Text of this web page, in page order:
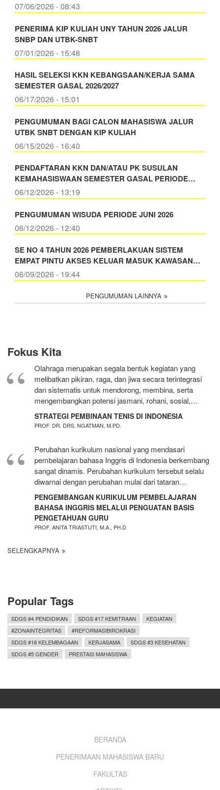
07/06/2026 - 08:43
PENERIMA KIP KULIAH UNY TAHUN 2026 JALUR
SNBP DAN UTBK-SNBT
07/01/2026 - 15:48
HASIL SELEKSI KKN KEBANGSAAN/KERJA SAMA
SEMESTER GASAL 2026/2027
06/17/2026 - 15:01
PENGUMUMAN BAGI CALON MAHASISWA JALUR
UTBK SNBT DENGAN KIP KULIAH
06/15/2026 - 16:40
PENDAFTARAN KKN DAN/ATAU PK SUSULAN
KEMAHASISWAAN SEMESTER GASAL PERIODE…
06/12/2026 - 13:19
PENGUMUMAN WISUDA PERIODE JUNI 2026
06/12/2026 - 12:40
SE NO 4 TAHUN 2026 PEMBERLAKUAN SISTEM
EMPAT PINTU AKSES KELUAR MASUK KAWASAN…
06/09/2026 - 19:44
PENGUMUMAN LAINNYA
Fokus Kita
Olahraga merupakan segala bentuk kegiatan yang
melibatkan pikiran, raga, dan jiwa secara terintegrasi
dan sistematis untuk mendorong, membina, serta
mengembangkan potensi jasmani, rohani, sosial,…
STRATEGI PEMBINAAN TENIS DI INDONESIA
PROF. DR. DRS. NGATMAN, M.PD.
Perubahan kurikulum nasional yang mendasari
pembelajaran bahasa Inggris di Indonesia berkembang
sangat dinamis. Perubahan kurikulum tersebut selalu
diwarnai dengan perubahan mulai dari tataran…
PENGEMBANGAN KURIKULUM PEMBELAJARAN
BAHASA INGGRIS MELALUI PENGUATAN BASIS
PENGETAHUAN GURU
PROF. ANITA TRIASTUTI, M.A., PH.D
SELENGKAPNYA
Popular Tags
SDGS #4 PENDIDIKAN SDGS #17 KEMITRAAN
KEGIATAN
#ZONAINTEGRITAS
#REFORMASIBIROKRASI
SDGS #16 KELEMBAGAAN
KERJASAMA
SDGS #3 KESEHATAN
SDGS #5 GENDER
PRESTASI MAHASISWA
BERANDA
PENERIMAAN MAHASISWA BARU
FAKULTAS